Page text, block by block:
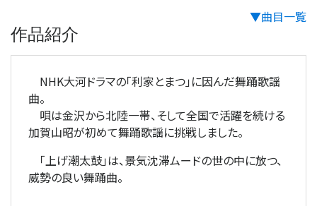
▼曲目一覧
作品紹介
NHK大河ドラマの「利家とまつ」に因んだ舞踊歌謡
曲。
唄は金沢から北陸一帯、そして全国で活躍を続ける
加賀山昭が初めて舞踊歌謡に挑戦しました。
「上げ潮太鼓」は、景気沈滞ムードの世の中に放つ、
威勢の良い舞踊曲。